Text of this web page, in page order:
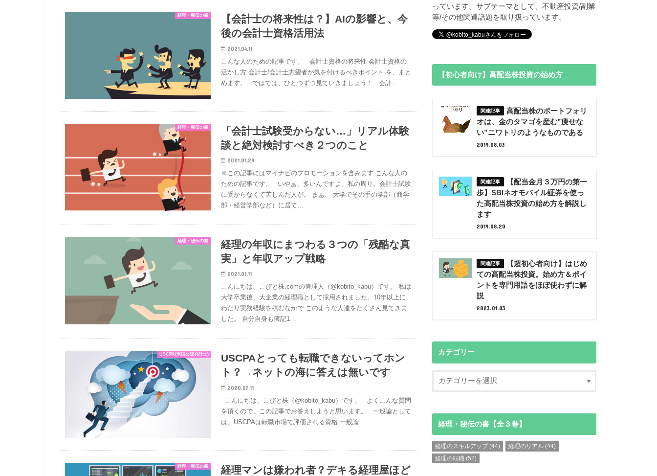
経理・秘伝の書
【会計士の将来性は？】AIの影響と、今
後の会計士資格活用法
2021.04.11
こんな人のための記事です。 会計士資格の将来性 会計士資格の
活かし方 会計士/会計士志望者が気を付けるべきポイント を、まと
めます。 ではでは、ひとつずつ見ていきましょう！ 会計…
経理・秘伝の書
「会計士試験受からない…」リアル体験
談と絶対検討すべき２つのこと
2021.01.29
※この記事にはマイナビのプロモーションを含みます こんな人の
ための記事です。 いやぁ、多いんですよ。私の周り。会計士試験
に受からなくて苦しんだ人が。 まぁ、 大学でその手の学部（商学
部・経営学部など）に居て…
経理・秘伝の書
経理の年収にまつわる３つの「残酷な真
実」と年収アップ戦略
2021.01.11
こんにちは、こびと株.comの管理人（@kobito_kabu）です。 私は
大学卒業後、大企業の経理職として採用されました。10年以上に
わたり実務経験を積むなかで このような人達をたくさん見てきま
した。 自分自身も簿記1…
USCPA(米国公認会計士)
USCPAとっても転職できないってホン
ト？→ネットの海に答えは無いです
2020.07.11
こんにちは、こびと株（@kobito_kabu）です。 よくこんな質問
を頂くので、この記事でお答えしようと思います。 一般論として
は、USCPAは転職市場で評価される資格 一般論…
経理・秘伝の書
経理マンは嫌われ者？デキる経理屋ほど
っています。サブテーマとして、不動産投資/副業
等/その他関連話題を取り扱っています。
【初心者向け】高配当株投資の始め方
高配当株のポートフォリ
オは、金のタマゴを産む”痩せな
い”ニワトリのようなものである
2019.08.03
【配当金月３万円の第一
歩】SBIネオモバイル証券を使っ
た高配当株投資の始め方を解説し
ます
2019.08.20
【超初心者向け】はじめ
ての高配当株投資。始め方＆ポイ
ントを専門用語をほぼ使わずに解
説
2023.01.03
カテゴリー
経理・秘伝の書【全３巻】
経理のスキルアップ (44) 経理のリアル (44)
経理の転職 (52)